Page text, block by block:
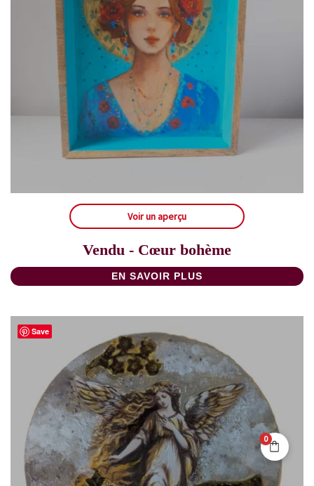
Voir un aperçu
Vendu - Cœur bohème
EN SAVOIR PLUS
Save
0